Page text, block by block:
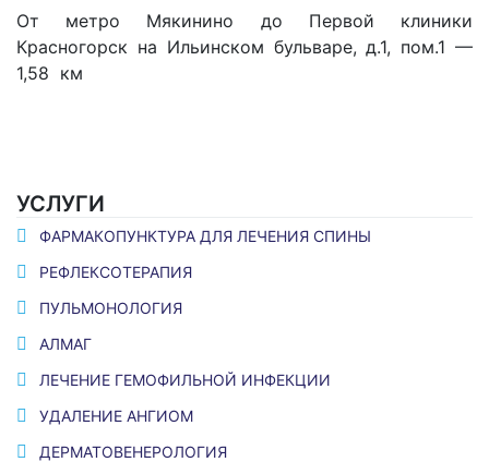
От метро Мякинино до Первой клиники
Красногорск на Ильинском бульваре, д.1, пом.1 —
1,58 км
УСЛУГИ
ФАРМАКОПУНКТУРА ДЛЯ ЛЕЧЕНИЯ СПИНЫ
РЕФЛЕКСОТЕРАПИЯ
ПУЛЬМОНОЛОГИЯ
АЛМАГ
ЛЕЧЕНИЕ ГЕМОФИЛЬНОЙ ИНФЕКЦИИ
УДАЛЕНИЕ АНГИОМ
ДЕРМАТОВЕНЕРОЛОГИЯ